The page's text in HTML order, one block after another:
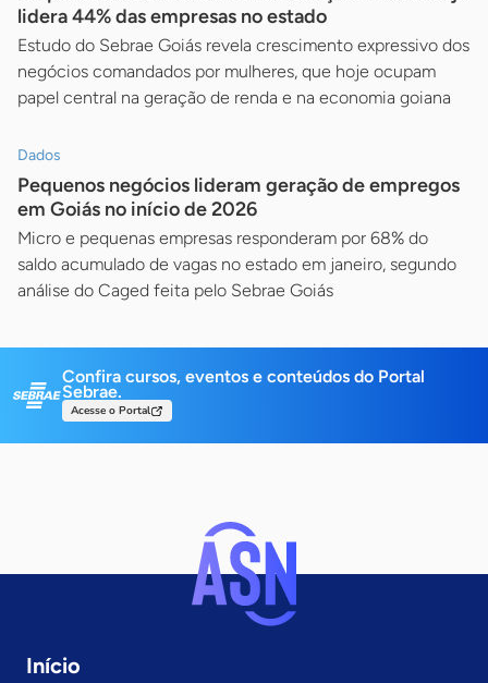
lidera 44% das empresas no estado
Estudo do Sebrae Goiás revela crescimento expressivo dos
negócios comandados por mulheres, que hoje ocupam
papel central na geração de renda e na economia goiana
Dados
Pequenos negócios lideram geração de empregos
em Goiás no início de 2026
Micro e pequenas empresas responderam por 68% do
saldo acumulado de vagas no estado em janeiro, segundo
análise do Caged feita pelo Sebrae Goiás
Confira cursos, eventos e conteúdos do Portal
Sebrae.
Acesse o Portal
Início